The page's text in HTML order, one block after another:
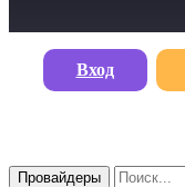
Вход
Провайдеры